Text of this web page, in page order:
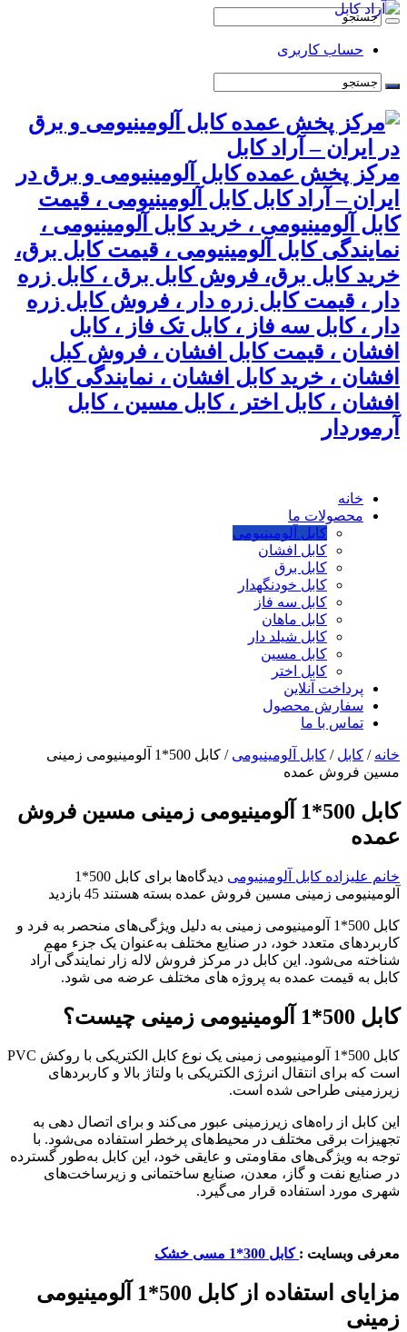
حساب کاربری
مرکز پخش عمده کابل آلومینیومی و برق در
ایران – آراد کابل کابل آلومینیومی ، قیمت
کابل آلومینیومی ، خرید کابل آلومینیومی ،
نمایندگی کابل آلومینیومی ، قیمت کابل برق،
خرید کابل برق، فروش کابل برق ، کابل زره
دار ، قیمت کابل زره دار ، فروش کابل زره
دار ، کابل سه فاز ، کابل تک فاز ، کابل
افشان ، قیمت کابل افشان ، فروش کبل
افشان ، خرید کابل افشان ، نمایندگی کابل
افشان ، کابل اختر ، کابل مسین ، کابل
آرموردار
خانه
محصولات ما
کابل آلومینیومی
کابل افشان
کابل برق
کابل خودنگهدار
کابل سه فاز
کابل ماهان
کابل شیلد دار
کابل مسین
کابل اختر
پرداخت آنلاین
سفارش محصول
تماس با ما
خانه / کابل / کابل آلومینیومی /
کابل 500*1 آلومینیومی زمینی
مسین فروش عمده
کابل 500*1 آلومینیومی زمینی مسین فروش
عمده
خانم علیزاده کابل آلومینیومی دیدگاه‌ها
برای کابل 500*1
آلومینیومی زمینی مسین فروش عمده بسته هستند 45 بازدید
کابل 500*1 آلومینیومی زمینی به دلیل ویژگی‌های منحصر به فرد و
کاربردهای متعدد خود، در صنایع مختلف به‌عنوان یک جزء مهم
شناخته می‌شود. این کابل در مرکز فروش لاله زار نمایندگی آراد
کابل به قیمت عمده به پروژه های مختلف عرضه می شود.
کابل 500*1 آلومینیومی زمینی چیست؟
کابل 500*1 آلومینیومی زمینی یک نوع کابل الکتریکی با روکش PVC
است که برای انتقال انرژی الکتریکی با ولتاژ بالا و کاربردهای
زیرزمینی طراحی شده است.
این کابل از راه‌های زیرزمینی عبور می‌کند و برای اتصال‌ دهی به
تجهیزات برقی مختلف در محیط‌های پرخطر استفاده می‌شود. با
توجه به ویژگی‌های مقاومتی و عایقی خود، این کابل به‌طور گسترده
در صنایع نفت و گاز، معدن، صنایع ساختمانی و زیرساخت‌های
شهری مورد استفاده قرار می‌گیرد.
معرفی وبسایت : کابل 300*1 مسی خشک
مزایای استفاده از کابل 500*1 آلومینیومی
زمینی